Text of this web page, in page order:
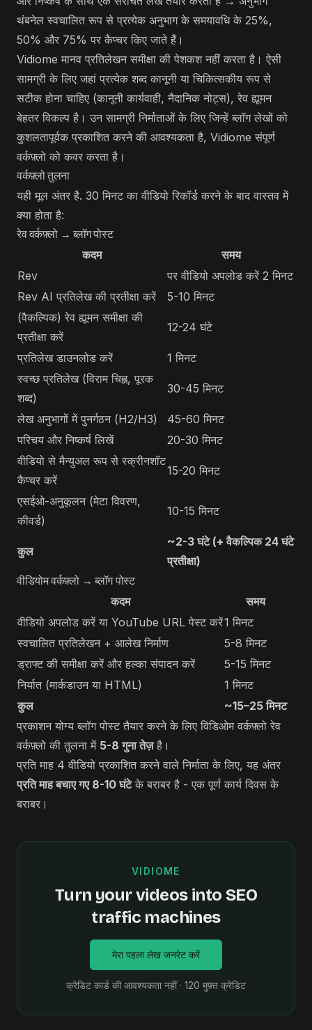
थंबनेल स्वचालित रूप से प्रत्येक अनुभाग के समयावधि के 25%,
50% और 75% पर कैप्चर किए जाते हैं।
Vidiome मानव प्रतिलेखन समीक्षा की पेशकश नहीं करता है। ऐसी
सामग्री के लिए जहां प्रत्येक शब्द कानूनी या चिकित्सकीय रूप से
सटीक होना चाहिए (कानूनी कार्यवाही, नैदानिक ​​​​नोट्स), रेव ह्यूमन
बेहतर विकल्प है। उन सामग्री निर्माताओं के लिए जिन्हें ब्लॉग लेखों को
कुशलतापूर्वक प्रकाशित करने की आवश्यकता है, Vidiome संपूर्ण
वर्कफ़्लो को कवर करता है।
वर्कफ़्लो तुलना
यही मूल अंतर है. 30 मिनट का वीडियो रिकॉर्ड करने के बाद वास्तव में
क्या होता है:
रेव वर्कफ़्लो → ब्लॉग पोस्ट
कदम
समय
Rev
पर वीडियो अपलोड करें 2 मिनट
Rev AI प्रतिलेख की प्रतीक्षा करें
5-10 मिनट
(वैकल्पिक) रेव ह्यूमन समीक्षा की
प्रतीक्षा करें
12-24 घंटे
प्रतिलेख डाउनलोड करें
1 मिनट
स्वच्छ प्रतिलेख (विराम चिह्न, पूरक
शब्द)
30-45 मिनट
लेख अनुभागों में पुनर्गठन (H2/H3)
45-60 मिनट
परिचय और निष्कर्ष लिखें
20-30 मिनट
वीडियो से मैन्युअल रूप से स्क्रीनशॉट
कैप्चर करें
15-20 मिनट
एसईओ-अनुकूलन (मेटा विवरण,
कीवर्ड)
10-15 मिनट
कुल
~2-3 घंटे (+ वैकल्पिक 24 घंटे
प्रतीक्षा)
वीडियोम वर्कफ़्लो → ब्लॉग पोस्ट
कदम
समय
वीडियो अपलोड करें या YouTube URL पेस्ट करें1 मिनट
स्वचालित प्रतिलेखन + आलेख निर्माण
5-8 मिनट
ड्राफ्ट की समीक्षा करें और हल्का संपादन करें
5-15 मिनट
निर्यात (मार्कडाउन या HTML)
1 मिनट
कुल
~15–25 मिनट
प्रकाशन योग्य ब्लॉग पोस्ट तैयार करने के लिए विडिओम वर्कफ़्लो रेव
वर्कफ़्लो की तुलना में 5-8 गुना तेज़है।
प्रति माह 4 वीडियो प्रकाशित करने वाले निर्माता के लिए, यह अंतर
प्रति माह बचाए गए 8-10 घंटेके बराबर है - एक पूर्ण कार्य दिवस के
बराबर।
VIDIOME
Turn your videos into SEO
traffic machines
मेरा पहला लेख जनरेट करें
क्रेडिट कार्ड की आवश्यकता नहीं · 120 मुफ़्त क्रेडिट